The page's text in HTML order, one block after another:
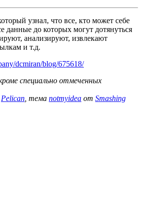
узнал, что все, кто может себе
данные до которых могут дотянуться
анализируют, извлекают
и т.д.
dcmiran/blog/675618/
кроме специально отмеченных
Pelican , тема notmyidea от Smashing